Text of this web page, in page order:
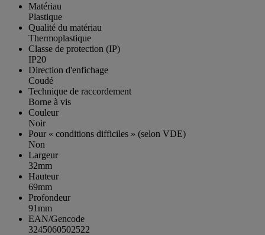
Matériau
Plastique
Qualité du matériau
Thermoplastique
Classe de protection (IP)
IP20
Direction d'enfichage
Coudé
Technique de raccordement
Borne à vis
Couleur
Noir
Pour « conditions difficiles » (selon VDE)
Non
Largeur
32mm
Hauteur
69mm
Profondeur
91mm
EAN/Gencode
3245060502522